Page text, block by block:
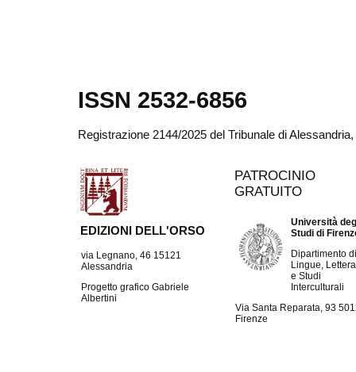
ISSN 2532-6856
Registrazione 2144/2025 del Tribunale di
EDIZIONI DELL'ORSO
via Legnano, 46 15121
Alessandria
Progetto grafico Gabriele
Albertini
PATROCINIO
GRATUITO
Università
Studi di
Dipartimento
Lingue,
e Studi
Interculturali
Via Santa Reparata, 93
Firenze